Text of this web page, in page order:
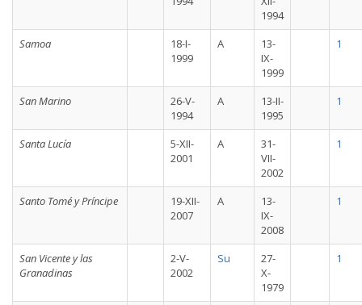
1994
Samoa
18-I-
1999
A
13-
IX-
1999
1
San Marino
26-V-
1994
A
13-II-
1995
1
Santa Lucía
5-XII-
2001
A
31-
VII-
2002
1
Santo Tomé y Príncipe
19-XII-
2007
A
13-
IX-
2008
1
San Vicente y las
Granadinas
2-V-
2002
Su
27-
X-
1979
1